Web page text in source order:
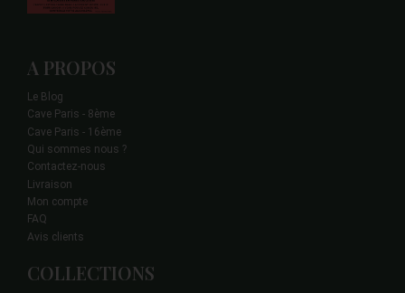
A PROPOS
Le Blog
Cave Paris - 8ème
Cave Paris - 16ème
Qui sommes nous ?
Contactez-nous
Livraison
Mon compte
FAQ
Avis clients
COLLECTIONS